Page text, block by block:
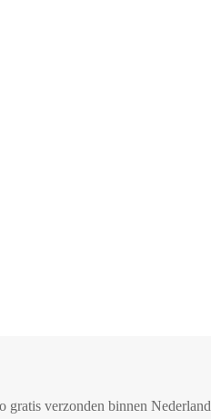
gratis verzonden binnen Nederland